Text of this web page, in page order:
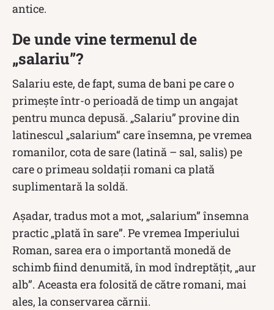
antice.
De unde vine termenul de
„salariu”?
Salariu este, de fapt, suma de bani pe care o
primește într-o perioadă de timp un angajat
pentru munca depusă. „Salariu” provine din
latinescul „salarium“ care însemna, pe vremea
romanilor, cota de sare (latină – sal, salis) pe
care o primeau soldaţii romani ca plată
suplimentară la soldă.
Așadar, tradus mot a mot, „salarium” însemna
practic „plată în sare”. Pe vremea Imperiului
Roman, sarea era o importantă monedă de
schimb fiind denumită, în mod îndreptățit, „aur
alb”. Aceasta era folosită de către romani, mai
ales, la conservarea cărnii.